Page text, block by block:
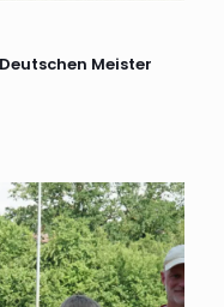
Meister